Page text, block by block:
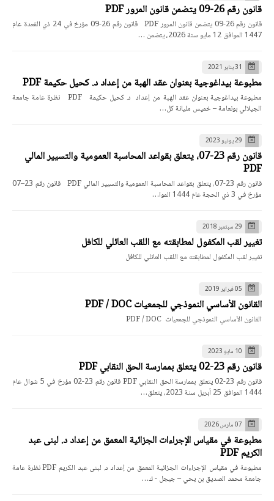
قانون رقم 26-09 يتضمن قانون المرور PDF
قانون رقم 26-09 يتضمن قانون المرور PDF قانون رقم 26-09 مؤرخ في 24 ذي القعدة عام
1447 الموافق 12 مايو سنة 2026، يتضمن …
31 يناير 2021
مطبوعة بيداغوجية بعنوان عقد الهبة من إعداد د. كحيل حكيمة PDF
مطبوعة بيداغوجية بعنوان عقد الهبة من إعداد د. كحيل حكيمة PDF نظرة عامة جامعة
الجيلالي بونعامة – خميس مليانة كل…
29 يونيو 2023
قانون رقم 23-07، يتعلق بقواعد المحاسبة العمومية والتسيير المالي
PDF
قانون رقم 23-07، يتعلق بقواعد المحاسبة العمومية والتسيير المالي PDF قانون رقم 23–07
مؤرخ في 3 ذي الحجة عام 1444 الموا…
29 سبتمبر 2018
تغيير لقب المكفول لمطابقته مع اللقب العائلي للكافل
تغيير لقب المكفول لمطابقته مع اللقب العائلي للكافل
05 فبراير 2019
القانون الأساسي النموذجي للجمعيات PDF / DOC
القانون الأساسي النموذجي للجمعيات PDF / DOC
10 مايو 2023
قانون رقم 23-02 يتعلق بممارسة الحق النقابي PDF
قانون رقم 23-02 يتعلق بممارسة الحق النقابي PDF قانون رقم 23-02 مؤرخ في 5 شوال عام
1444 الموافق 25 أبريل سنة 2023، يتعلق…
07 مارس 2026
مطبوعة في مقياس الإجراءات الجزائية المعمق من إعداد د. لبنى عبد
الكريم PDF
مطبوعة في مقياس الإجراءات الجزائية المعمق من إعداد د. لبنى عبد الكريم PDF نظرة عامة
جامعة محمد الصديق بن يحي – جيجل - ك…